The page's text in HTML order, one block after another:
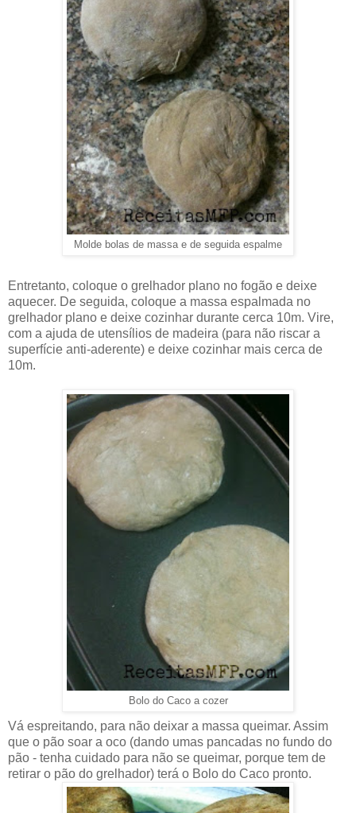
Molde bolas de massa e de seguida espalme
Entretanto, coloque o grelhador plano no fogão e deixe
aquecer. De seguida, coloque a massa espalmada no
grelhador plano e deixe cozinhar durante cerca 10m. Vire,
com a ajuda de utensílios de madeira (para não riscar a
superfície anti-aderente) e deixe cozinhar mais cerca de
10m.
Bolo do Caco a cozer
Vá espreitando, para não deixar a massa queimar. Assim
que o pão soar a oco (dando umas pancadas no fundo do
pão - tenha cuidado para não se queimar, porque tem de
retirar o pão do grelhador) terá o Bolo do Caco pronto.